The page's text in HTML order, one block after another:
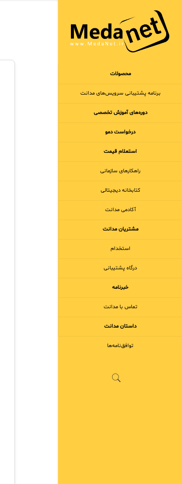
محصولات
برنامه‌ پشتیبانی سرویس‌های مدانت
دوره‌های آموزش تخصصی
درخواست دمو
استعلام قیمت
راهکارهای سازمانی
کتابخانه دیجیتالی
آکادمی مدانت
مشتریان مدانت
استخدام
درگاه پشتیبانی
خبرنامه
تماس با مدانت
داستان مدانت
توافق‌نامه‌ها